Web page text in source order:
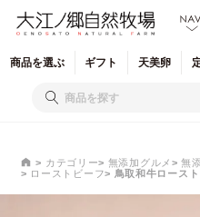
商品を選ぶ ギフト 天美卵
カテゴリー 無添加グルメ 無
ローストビーフ
鳥取和牛ロース